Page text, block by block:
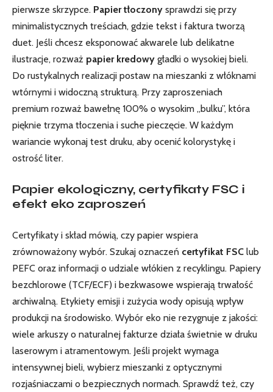
pierwsze skrzypce. Papier tłoczony sprawdzi się przy
minimalistycznych treściach, gdzie tekst i faktura tworzą
duet. Jeśli chcesz eksponować akwarele lub delikatne
ilustracje, rozważ papier kredowy gładki o wysokiej bieli.
Do rustykalnych realizacji postaw na mieszanki z włóknami
wtórnymi i widoczną strukturą. Przy zaproszeniach
premium rozważ bawełnę 100% o wysokim „bulku”, która
pięknie trzyma tłoczenia i suche pieczęcie. W każdym
wariancie wykonaj test druku, aby ocenić kolorystykę i
ostrość liter.
Papier ekologiczny, certyfikaty FSC i
efekt eko zaproszeń
Certyfikaty i skład mówią, czy papier wspiera
zrównoważony wybór. Szukaj oznaczeń certyfikat FSC lub
PEFC oraz informacji o udziale włókien z recyklingu. Papiery
bezchlorowe (TCF/ECF) i bezkwasowe wspierają trwałość
archiwalną. Etykiety emisji i zużycia wody opisują wpływ
produkcji na środowisko. Wybór eko nie rezygnuje z jakości:
wiele arkuszy o naturalnej fakturze działa świetnie w druku
laserowym i atramentowym. Jeśli projekt wymaga
intensywnej bieli, wybierz mieszanki z optycznymi
rozjaśniaczami o bezpiecznych normach. Sprawdź też, czy